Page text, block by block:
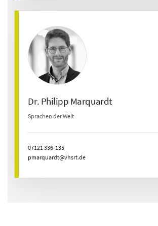
Dr. Philipp Marquardt
Sprachen der Welt
07121 336-135
pmarquardt@vhsrt.de